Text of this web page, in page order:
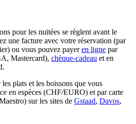
pour les nuitées se règlent avant le
une facture avec votre réservation (par
ou vous pouvez payeren ligne par
Mastercard), chèque-cadeau et en
plats et les boissons que vous
en espèces (CHF/EURO) et par carte
sur les sites de Gstaad, Davos,